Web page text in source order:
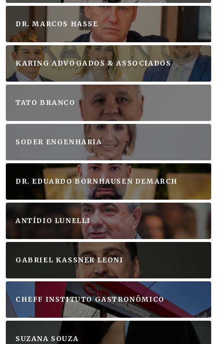
DR. MARCOS HASSE
KARING ADVOGADOS & ASSOCIADOS
TATO BRANCO
SODER ENGENHARIA
DR. EDUARDO BORNHAUSEN DEMARCH
ANTÍDIO LUNELLI
GABRIEL KASSNER LEONI
CHEFF INSTITUTO GASTRONÔMICO
SUZANA SOUZA